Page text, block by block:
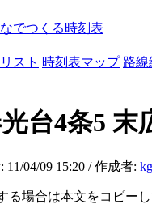
でつくる時刻表
スト 時刻表マップ 路線
台4条5 末
04/09 15:20 / 作成者:
場合は本文をコピー